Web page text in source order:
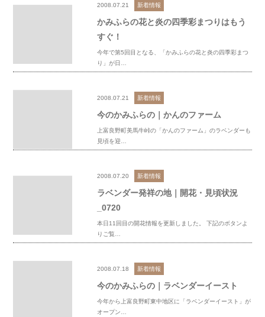
2008.07.21 新着情報
かみふらの花と炎の四季彩まつりはもう
すぐ！
今年で第5回目となる、「かみふらの花と炎の四季彩まつ
り」が日…
2008.07.21 新着情報
今のかみふらの｜かんのファーム
上富良野町美馬牛峠の「かんのファーム」のラベンダーも
見頃を迎…
2008.07.20 新着情報
ラベンダー発祥の地｜開花・見頃状況
_0720
本日11回目の開花情報を更新しました。 下記のボタンよ
りご覧…
2008.07.18 新着情報
今のかみふらの｜ラベンダーイースト
今年から上富良野町東中地区に「ラベンダーイースト」が
オープン…